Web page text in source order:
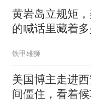
黄岩岛立规矩
的喊话里藏着
铁甲雄狮
美国博主走进
间僵住，看着